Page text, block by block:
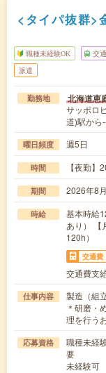
<タイパ抜群>
職種未経験OK 交
派遣
勤務地 北海道恵
サッポロ
道)駅から
曜日頻度 週5日
時間 【夜勤
期間 2026年8
時給
基本時給
あり） 【
120h）
交通費
交通費支
仕事内容
製造（組
＊研磨・
理を行う
応募資格
職種未経
要
未経験可